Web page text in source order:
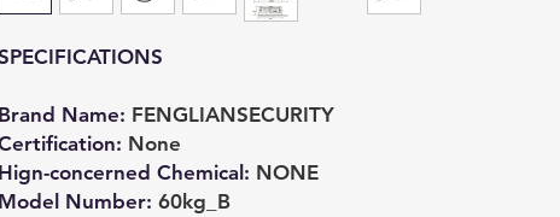
Brand Name: FENGLIANSECURITY
: None
Hign-concerned Chemical : NONE
Model Number: 60kg_B